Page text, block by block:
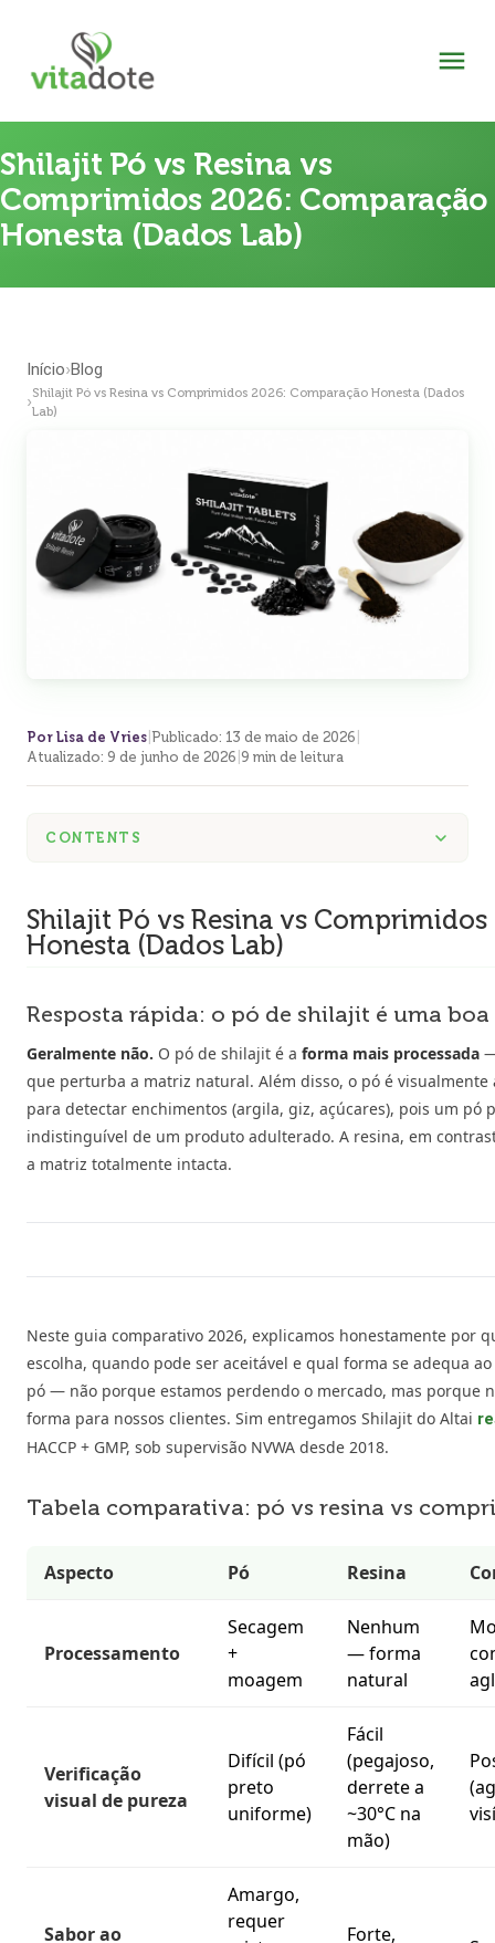
Shilajit Pó vs Resina vs
Comprimidos 2026: Comparação
Honesta (Dados Lab)
Início›Blog
›Shilajit Pó vs Resina vs Comprimidos 2026: Comparação Honesta (Dados
Lab)
Por Lisa de Vries Publicado: 13 de maio de 2026
Atualizado: 9 de junho de 2026 9 min de leitura
CONTENTS
Shilajit Pó vs Resina vs
Honesta (Dados Lab)
Resposta rápida: o pó de shilajit é uma boa
Geralmente não. O pó de shilajit é a forma mais processada
que perturba a matriz natural. Além disso, o pó é
para detectar enchimentos (argila, giz, açúcares), pois um pó
indistinguível de um produto adulterado. A resina, em
a matriz totalmente intacta.
Neste guia comparativo 2026, explicamos honestamente por
escolha, quando pode ser aceitável e qual forma se adequa
pó — não porque estamos perdendo o mercado, mas porque
forma para nossos clientes. Sim entregamos Shilajit do Altai
HACCP + GMP, sob supervisão NVWA desde 2018.
Tabela comparativa: pó vs resina vs
Aspecto Pó Resina
Processamento
Secagem
+
moagem
Nenhum
— forma
natural
Verificação
visual de pureza
Difícil (pó
preto
uniforme)
Fácil
(pegajoso,
derrete a
~30°C na
mão)
Sabor ao
Amargo,
requer
Forte,